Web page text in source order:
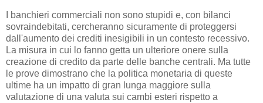
I banchieri commerciali non sono stupidi e, con bilanci
sovraindebitati, cercheranno sicuramente di proteggersi
dall'aumento dei crediti inesigibili in un contesto recessivo.
La misura in cui lo fanno getta un ulteriore onere sulla
creazione di credito da parte delle banche centrali. Ma tutte
le prove dimostrano che la politica monetaria di queste
ultime ha un impatto di gran lunga maggiore sulla
valutazione di una valuta sui cambi esteri rispetto a